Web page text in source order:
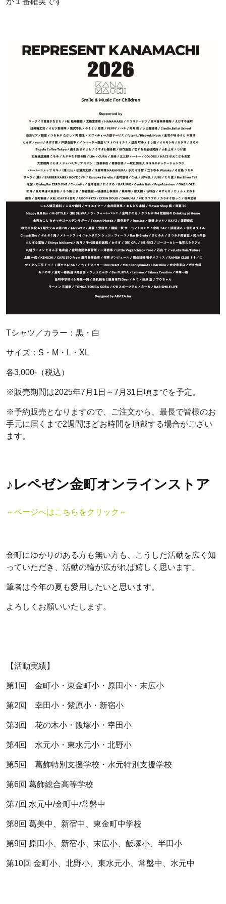
Tシャツ／カラー：黒・白
サイズ：S・M・L・XL
各3,000-（税込）
※販売期間は2025年7月1日～7月31日頃までを予定。
※予約販売となりますので、ご注文から、最長で皆様のお
手元に届くまで2週間ほどお時間を頂戴する場合がござい
ます。
♪レペゼン金町オンラインストア
～ページへはこちらをクリック～
金町にゆかりのある方も無い方も、こうした活動を広く知
っていただき、活動の輪が広がれば嬉しく思います。
筆者は今年の夏も愛用したいと思います。
よろしくお願いいたします。
【活動実績】
第1回 金町小・東金町小・原田小・末広小
第2回 幸田小・紫原小・新宿小
第3回 花の木小・飯塚小・幸田小
第4回 水元小・東水元小・北野小
第5回 葛飾特別支援学校・水元特別支援学校
第6回 葛飾総合高等学校
第7回 水元中/金町中/常磐中
第8回 葛美中、新宿中、東金町中学校
第9回 原田小、新宿小、末広小、飯塚小、半田小
第10回 金町小、北野小、東水元小、常盤中、水元中